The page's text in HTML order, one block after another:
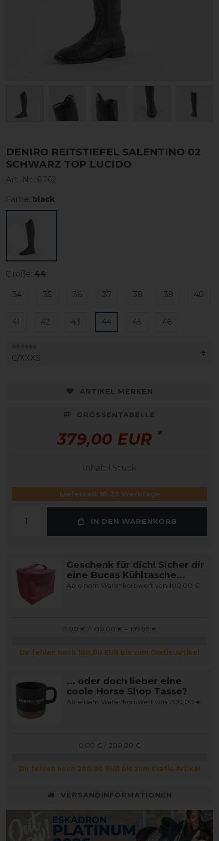
DENIRO REITSTIEFEL SALENTINO 02
SCHWARZ TOP LUCIDO
Art.-Nr.: 8762
Farbe: black
Größe: 44
34 35 36 37 38 39 40
41 42 43 44 45 46
ARTIKEL MERKEN
GRÖSSENTABELLE
379,00 EUR *
Inhalt 1 Stück
Lieferzeit 16-25 Werktage
IN DEN WARENKORB
Geschenk für dich! Sicher dir
eine Bucas Kühltasche...
Ab einem Warenkorbwert von 100,00 €
0,00 € / 100,00 € – 199,99 €
Dir fehlen noch 100,00 EUR bis zum Gratis-Artikel
... oder doch lieber eine
coole Horse Shop Tasse?
Ab einem Warenkorbwert von 200,00 €
0,00 € / 200,00 €
Dir fehlen noch 200,00 EUR bis zum Gratis-Artikel
VERSANDINFORMATIONEN